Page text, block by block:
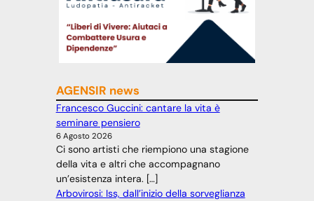
AGENSIR news
Francesco Guccini: cantare la vita è
seminare pensiero
6 Agosto 2026
Ci sono artisti che riempiono una stagione
della vita e altri che accompagnano
un’esistenza intera. […]
Arbovirosi: Iss, dall’inizio della sorveglianza